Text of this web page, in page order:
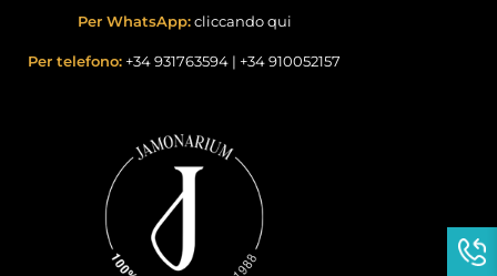
Per WhatsApp: cliccando qui
Per telefono: +34 931763594 | +34 910052157